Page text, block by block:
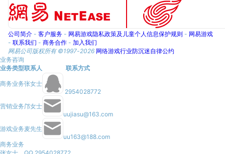
公司简介- 客户服务- 网易游戏隐私政策及儿童个人信息保护规则 - 网易游戏
- 联系我们 - 商务合作- 加入我们
网易公司版权所有 ©1997-2026 网络游戏行业防沉迷自律公约
业务咨询
业务类型联系人 联系方式
商务业务张女士
2954028772
营销业务邝女士
uujiasu@163.com
游戏业务麦先生
uu163@188.com
商务业务